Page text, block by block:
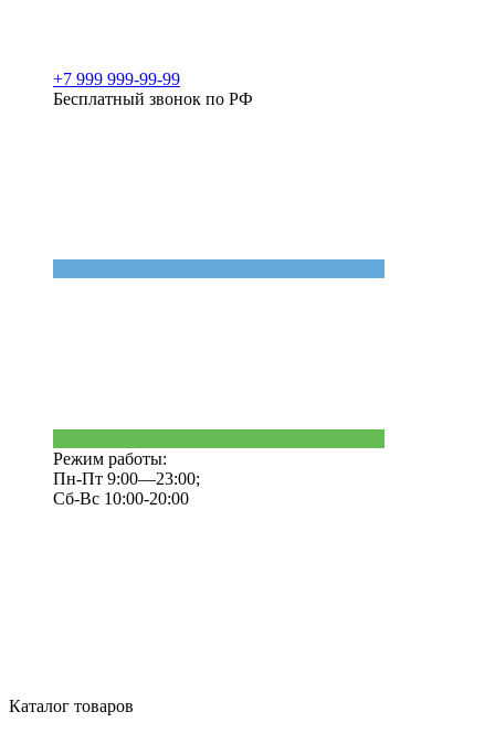
+7 999 999-99-99
Бесплатный звонок по РФ
Режим работы:
Пн-Пт 9:00—23:00;
Сб-Вс 10:00-20:00
Каталог товаров